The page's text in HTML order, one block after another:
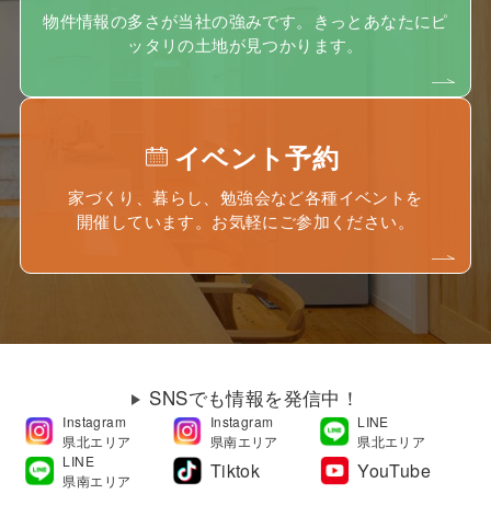
物件情報の多さが当社の強みです。きっとあなたにピ
ッタリの土地が見つかります。
イベント予約
家づくり、暮らし、勉強会など各種イベントを
開催しています。お気軽にご参加ください。
SNSでも情報を発信中！
Instagram
県北エリア
Instagram
県南エリア
LINE
県北エリア
LINE
県南エリア
Tiktok YouTube